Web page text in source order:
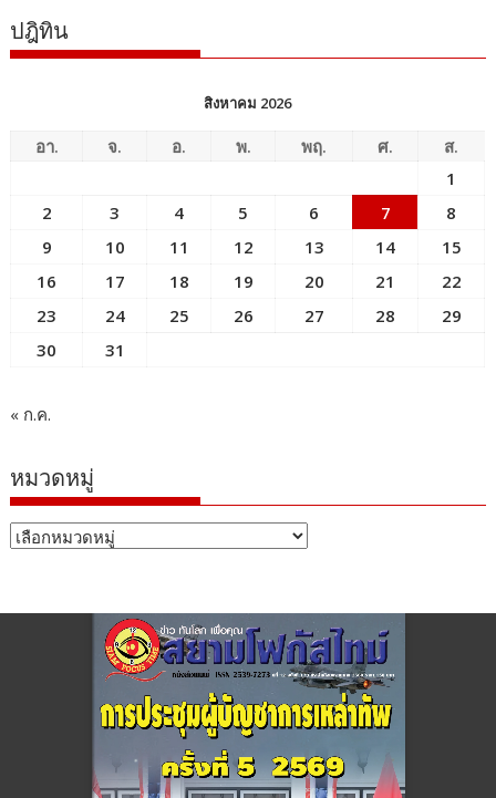
ปฎิทิน
สิงหาคม 2026
อา. จ. อ. พ. พฤ. ศ.
ส.
1
2
3 4 5 6 7
8
9
10 11 12 13 14
15
16
17 18 19 20 21
22
23
24 25 26 27 28
29
30
31
« ก.ค.
หมวดหมู่
หมวด